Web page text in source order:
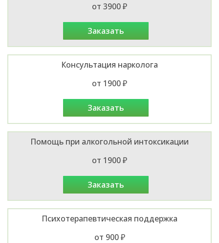
от 3900 ₽
заказать
Консультация нарколога
от 1900 ₽
заказать
Помощь при алкогольной интоксикации
от 1900 ₽
заказать
Психотерапевтическая поддержка
от 900 ₽